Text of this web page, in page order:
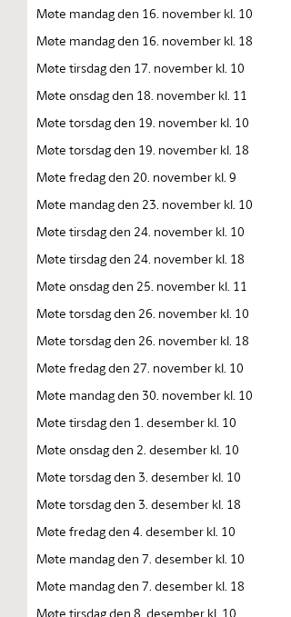
Møte mandag den 16. november kl. 10
Møte mandag den 16. november kl. 18
Møte tirsdag den 17. november kl. 10
Møte onsdag den 18. november kl. 11
Møte torsdag den 19. november kl. 10
Møte torsdag den 19. november kl. 18
Møte fredag den 20. november kl. 9
Møte mandag den 23. november kl. 10
Møte tirsdag den 24. november kl. 10
Møte tirsdag den 24. november kl. 18
Møte onsdag den 25. november kl. 11
Møte torsdag den 26. november kl. 10
Møte torsdag den 26. november kl. 18
Møte fredag den 27. november kl. 10
Møte mandag den 30. november kl. 10
Møte tirsdag den 1. desember kl. 10
Møte onsdag den 2. desember kl. 10
Møte torsdag den 3. desember kl. 10
Møte torsdag den 3. desember kl. 18
Møte fredag den 4. desember kl. 10
Møte mandag den 7. desember kl. 10
Møte mandag den 7. desember kl. 18
Møte tirsdag den 8. desember kl. 10